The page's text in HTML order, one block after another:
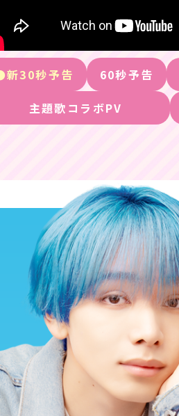
新30秒予告 60秒予告
主題歌コラボPV